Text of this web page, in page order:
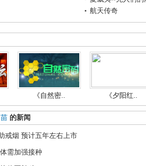
航天传奇
《自然密.. 《夕阳红..
的新闻
戒烟 预计五年左右上市
需加强接种